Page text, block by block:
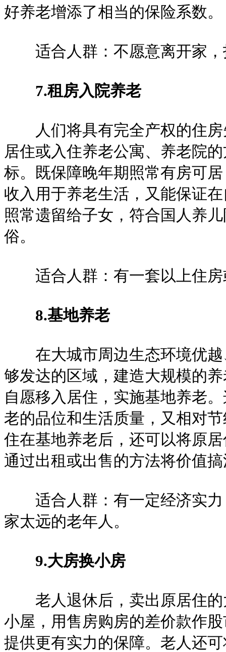
好养老增添了相当的保险系数。
适合人群：不愿意离开家，
7.租房入院养老
人们将具有完全产权的住房
居住或入住养老公寓、养老院
标。既保障晚年期照常有房可
收入用于养老生活，又能保证
照常遗留给子女，符合国人养
俗。
适合人群：有一套以上住房
8.基地养老
在大城市周边生态环境优越
够发达的区域，建造大规模的
自愿移入居住，实施基地养老
老的品位和生活质量，又相对
住在基地养老后，还可以将原
通过出租或出售的方法将价值
适合人群：有一定经济实力
家太远的老年人。
9.大房换小房
老人退休后，卖出原居住的
小屋，用售房购房的差价款作
提供更有实力的保障。老人还